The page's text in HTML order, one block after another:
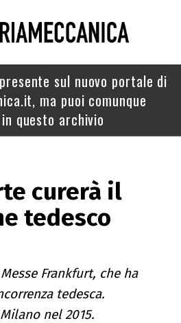
sul nuovo portale di
ma puoi comunque
questo archivio
curerà il
tedesco
Frankfurt, che ha
tedesca.
nel 2015.